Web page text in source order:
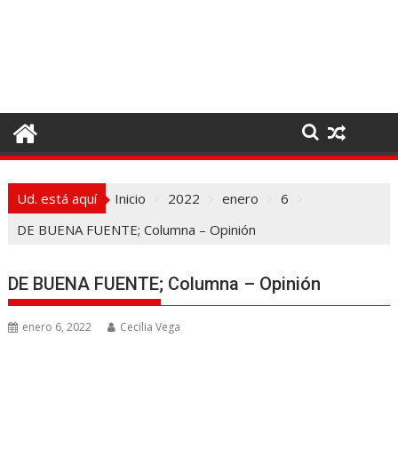
o
t
Ud. está aquí Inicio 2022 enero
6
DE BUENA FUENTE; Columna – Opinión
DE BUENA FUENTE; Columna – Opinión
enero 6, 2022 Cecilia Vega